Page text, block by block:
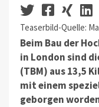
Teaserbild-Quelle:
Beim Bau der
in London sind
(TBM) aus 13,5
mit einem
geborgen